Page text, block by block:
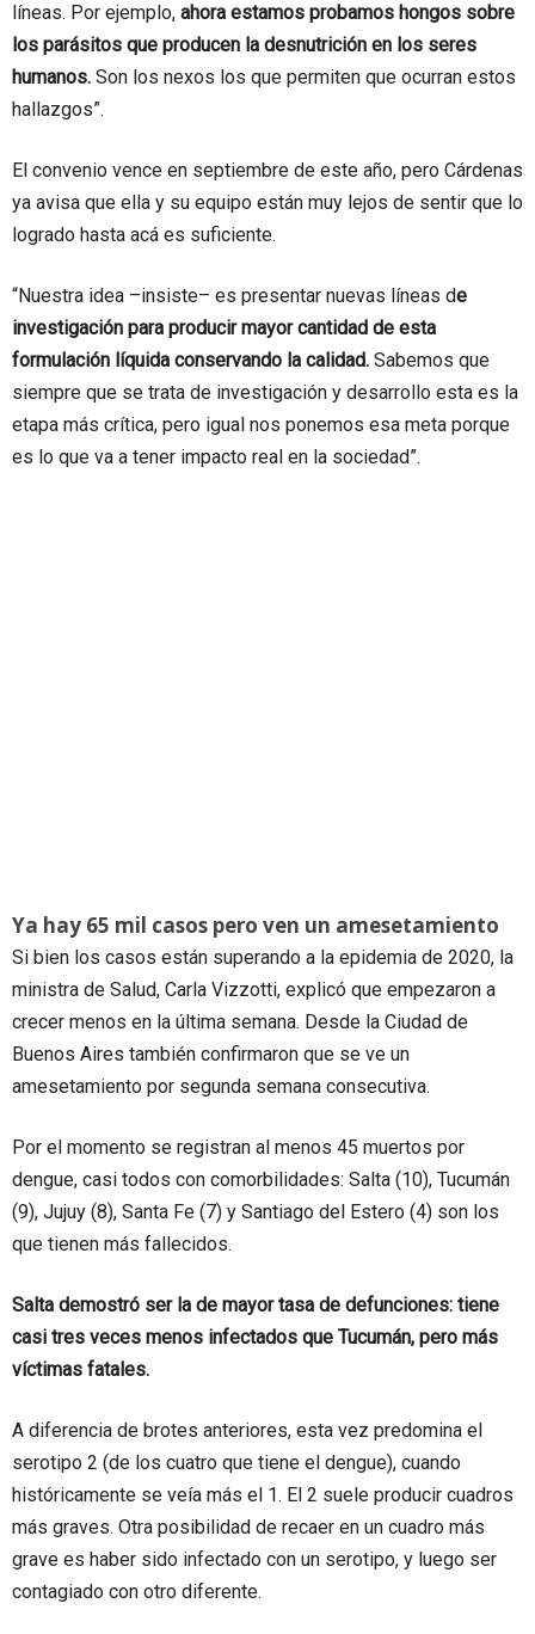
líneas. Por ejemplo, ahora estamos probamos hongos sobre
los parásitos que producen la desnutrición en los seres
humanos. Son los nexos los que permiten que ocurran estos
hallazgos”.
El convenio vence en septiembre de este año, pero Cárdenas
ya avisa que ella y su equipo están muy lejos de sentir que lo
logrado hasta acá es suficiente.
“Nuestra idea –insiste– es presentar nuevas líneas de
investigación para producir mayor cantidad de esta
formulación líquida conservando la calidad. Sabemos que
siempre que se trata de investigación y desarrollo esta es la
etapa más crítica, pero igual nos ponemos esa meta porque
es lo que va a tener impacto real en la sociedad”.
Ya hay 65 mil casos pero ven un amesetamiento
Si bien los casos están superando a la epidemia de 2020, la
ministra de Salud, Carla Vizzotti, explicó que empezaron a
crecer menos en la última semana. Desde la Ciudad de
Buenos Aires también confirmaron que se ve un
amesetamiento por segunda semana consecutiva.
Por el momento se registran al menos 45 muertos por
dengue, casi todos con comorbilidades: Salta (10), Tucumán
(9), Jujuy (8), Santa Fe (7) y Santiago del Estero (4) son los
que tienen más fallecidos.
Salta demostró ser la de mayor tasa de defunciones: tiene
casi tres veces menos infectados que Tucumán, pero más
víctimas fatales.
A diferencia de brotes anteriores, esta vez predomina el
serotipo 2 (de los cuatro que tiene el dengue), cuando
históricamente se veía más el 1. El 2 suele producir cuadros
más graves. Otra posibilidad de recaer en un cuadro más
grave es haber sido infectado con un serotipo, y luego ser
contagiado con otro diferente.